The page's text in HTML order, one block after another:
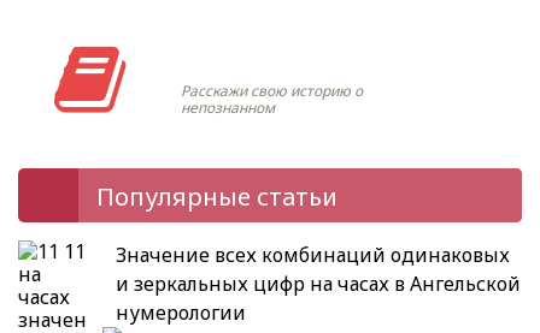
Расскажи свою историю о
непознанном
Популярные статьи
Значение всех комбинаций одинаковых
и зеркальных цифр на часах в Ангельской
нумерологии